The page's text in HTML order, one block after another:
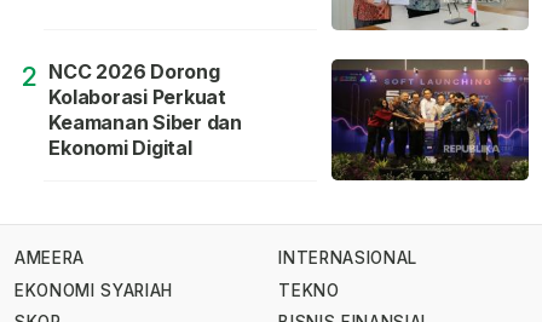
2 NCC 2026 Dorong
Kolaborasi Perkuat
Keamanan Siber dan
Ekonomi Digital
AMEERA
EKONOMI SYARIAH
INTERNASIONAL
TEKNO